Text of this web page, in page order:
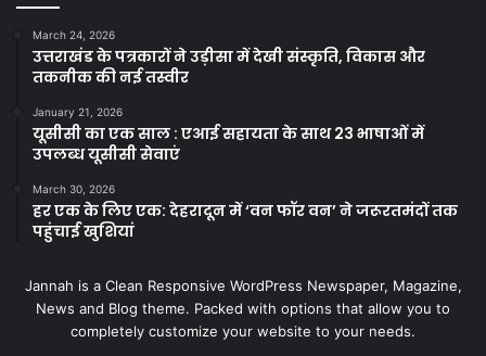
March 24, 2026
उत्तराखंड के पत्रकारों ने उड़ीसा में देखी संस्कृति, विकास और
तकनीक की नई तस्वीर
January 21, 2026
यूसीसी का एक साल : एआई सहायता के साथ 23 भाषाओं में
उपलब्ध यूसीसी सेवाएं
March 30, 2026
हर एक के लिए एक: देहरादून में ‘वन फॉर वन’ ने जरूरतमंदों तक
पहुंचाई खुशियां
Jannah is a Clean Responsive WordPress Newspaper, Magazine,
News and Blog theme. Packed with options that allow you to
completely customize your website to your needs.